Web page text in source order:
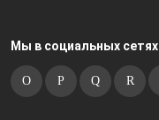
Мы в социальных сетях